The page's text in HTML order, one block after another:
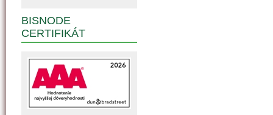
BISNODE
CERTIFIKÁT